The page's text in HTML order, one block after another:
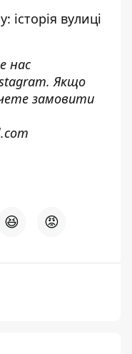
історія вулиці
нас
Якщо
замовити
😆 😡